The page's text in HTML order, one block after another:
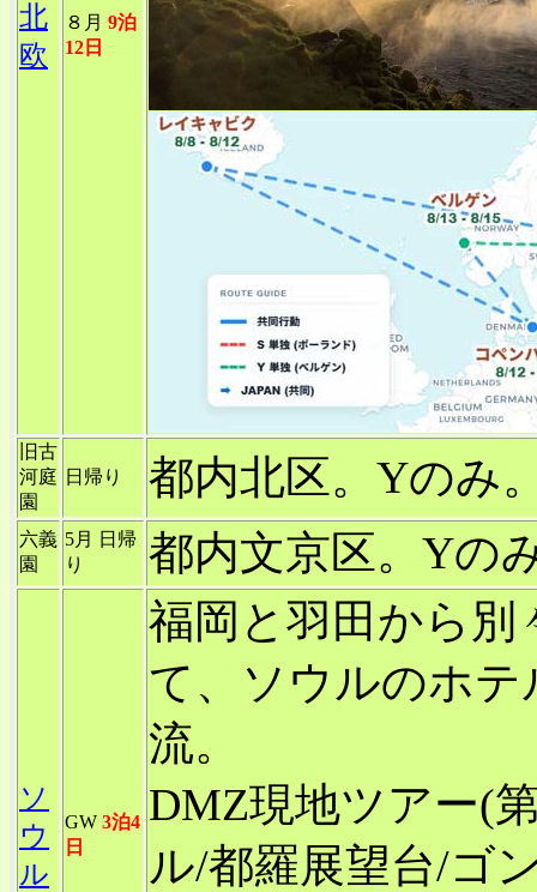
北
欧
８月 9泊
12日
旧古
河庭
園
日帰り 都内北区。Yのみ
六義
園
5月 日帰
り
都内文京区。Yの
ソ
ウ
ル
GW 3泊4
日
福岡と羽田から別
て、ソウルのホテ
流。
DMZ現地ツアー(
ル/都羅展望台/ゴ